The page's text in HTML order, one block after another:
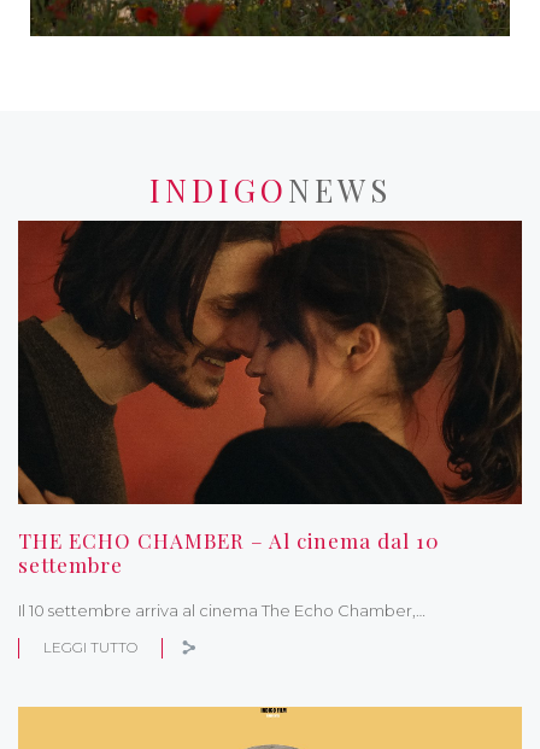
INDIGONEWS
THE ECHO CHAMBER – Al cinema dal 10
settembre
Il 10 settembre arriva al cinema The Echo Chamber,…
LEGGI TUTTO